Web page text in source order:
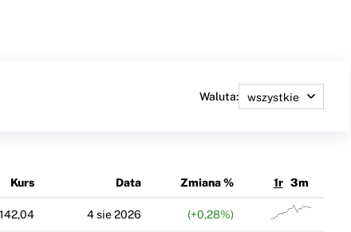
Waluta:
Kurs Data Zmiana % 1r 3m
142,04 4 sie 2026 (+0,28%)